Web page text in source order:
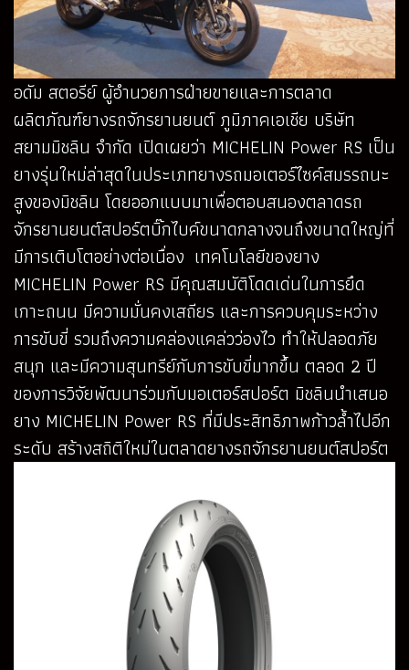
อดัม สตอรีย์ ผู้อำนวยการฝ่ายขายและการตลาด
ผลิตภัณฑ์ยางรถจักรยานยนต์ ภูมิภาคเอเชีย บริษัท
สยามมิชลิน จำกัด เปิดเผยว่า MICHELIN Power RS เป็น
ยางรุ่นใหม่ล่าสุดในประเภทยางรถมอเตอร์ไซค์สมรรถนะ
สูงของมิชลิน โดยออกแบบมาเพื่อตอบสนองตลาดรถ
จักรยานยนต์สปอร์ตบิ๊กไบค์ขนาดกลางจนถึงขนาดใหญ่ที่
มีการเติบโตอย่างต่อเนื่อง เทคโนโลยีของยาง
MICHELIN Power RS มีคุณสมบัติโดดเด่นในการยึด
เกาะถนน มีความมั่นคงเสถียร และการควบคุมระหว่าง
การขับขี่ รวมถึงความคล่องแคล่วว่องไว ทำให้ปลอดภัย
สนุก และมีความสุนทรีย์กับการขับขี่มากขึ้น ตลอด 2 ปี
ของการวิจัยพัฒนาร่วมกับมอเตอร์สปอร์ต มิชลินนำเสนอ
ยาง MICHELIN Power RS ที่มีประสิทธิภาพก้าวล้ำไปอีก
ระดับ สร้างสถิติใหม่ในตลาดยางรถจักรยานยนต์สปอร์ต